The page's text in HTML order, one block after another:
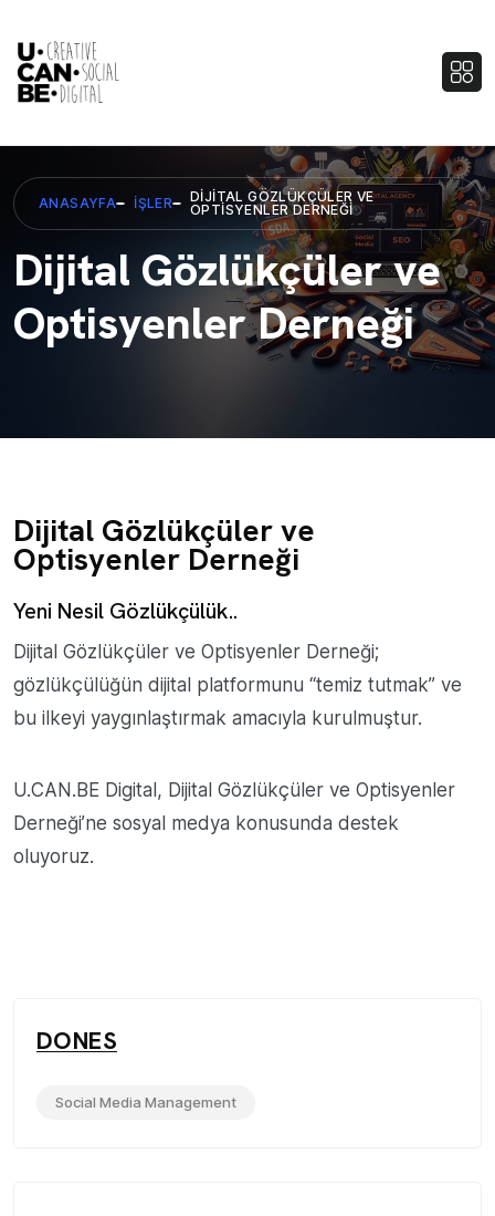
ANASAYFA İŞLER
DIJITAL GÖZLÜKÇÜLER VE
OPTISYENLER DERNEĞI
Dijital Gözlükçüler ve
Optisyenler Derneği
Dijital Gözlükçüler ve
Optisyenler Derneği
Yeni Nesil Gözlükçülük..
Dijital Gözlükçüler ve Optisyenler Derneği;
gözlükçülüğün dijital platformunu “temiz tutmak” ve
bu ilkeyi yaygınlaştırmak amacıyla kurulmuştur.
U.CAN.BE Digital, Dijital Gözlükçüler ve Optisyenler
Derneği’ne sosyal medya konusunda destek
oluyoruz.
DONES
Social Media Management